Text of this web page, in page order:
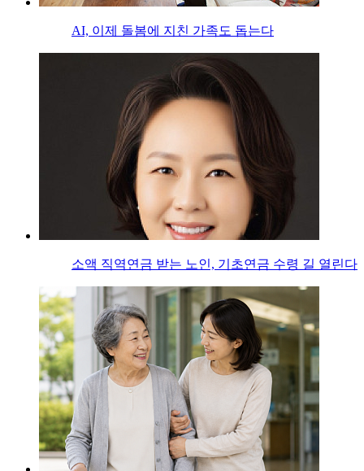
AI, 이제 돌봄에 지친 가족도 돕는다
소액 직역연금 받는 노인, 기초연금 수령 길 열린다